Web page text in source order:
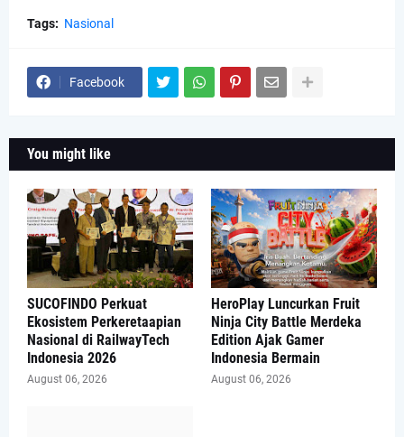
Tags: Nasional
Facebook
You might like
SUCOFINDO Perkuat
Ekosistem Perkeretaapian
Nasional di RailwayTech
Indonesia 2026
August 06, 2026
HeroPlay Luncurkan Fruit
Ninja City Battle Merdeka
Edition Ajak Gamer
Indonesia Bermain
August 06, 2026